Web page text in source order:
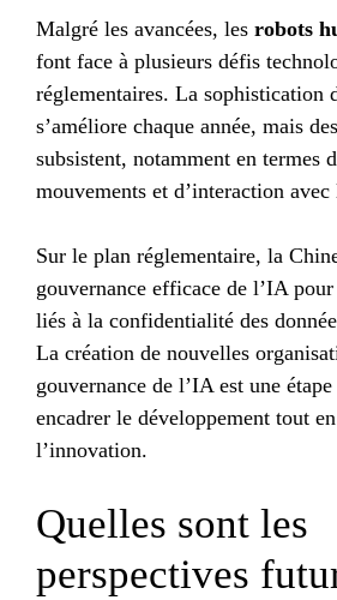
Malgré les avancées, les robots
font face à plusieurs défis
réglementaires. La sophistication
s’améliore chaque année, mais
subsistent, notamment en termes
mouvements et d’interaction avec
Sur le plan réglementaire, la
gouvernance efficace de l’IA
liés à la confidentialité des
La création de nouvelles
gouvernance de l’IA est une
encadrer le développement tout
l’innovation.
Quelles sont les
perspectives